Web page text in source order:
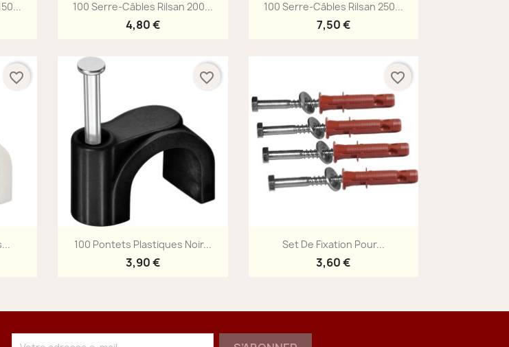

100 Serre-Câbles Rilsan 200...
4,80 €

100 Serre-Câbles Rilsan 250...
7,50 €
favorite_border
Aperçu rapide
100 Pontets Plastiques Noir...
3,90 €
favorite_border
Aperçu rapide
Set De Fixation Pour...
3,60 €
favorite_border